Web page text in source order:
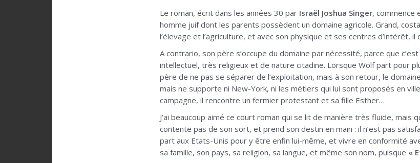
Le roman, écrit dans les années 30 par Israël Joshua Singer, commence
homme juif dont les parents possèdent un domaine agricole. Grand,
l’élevage et l’agriculture, et avec son physique et ses centres d’intérêt,
A contrario, son père s’occupe du domaine par nécessité, parce que
intellectuel, très religieux et de nature citadine. Lorsque Wolf part pour
père de ne pas se séparer de l’exploitation, mais à son retour, le
mais ne supporte ni New-York, ni les métiers qui lui sont proposés en
campagne, il rencontre un fermier protestant et sa fille Esther…
J’ai beaucoup aimé ce court roman qui se lit de manière très fluide,
contente pas de son sort, et prend son destin en main : il n’est pas
part aux Etats-Unis pour y être enfin lui-même, et vivre en conformité
sa famille, son pays, sa religion, sa langue, et même son nom, puisque «